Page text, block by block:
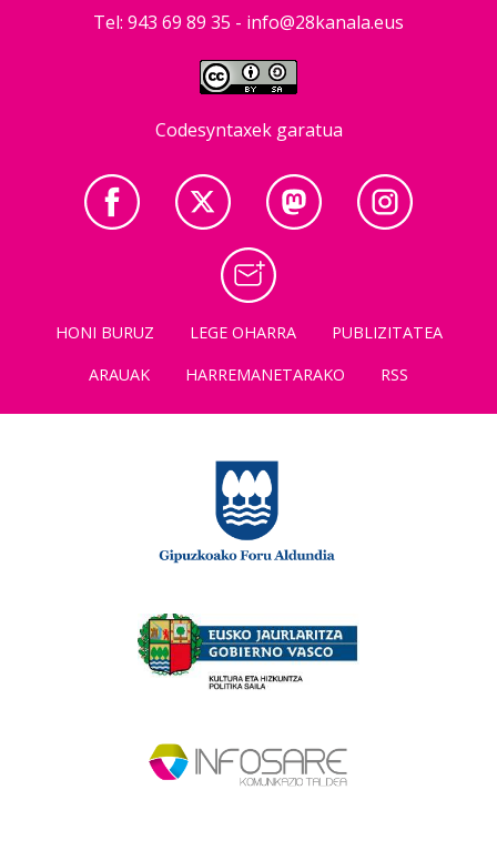
Tel: 943 69 89 35 - info@28kanala.eus
Codesyntaxek garatua
HONI BURUZ LEGE OHARRA
PUBLIZITATEA
ARAUAK
HARREMANETARAKO RSS